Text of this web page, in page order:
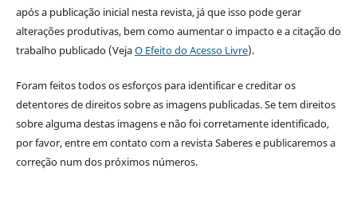
após a publicação inicial nesta revista, já que isso pode gerar
alterações produtivas, bem como aumentar o impacto e a citação do
trabalho publicado (VejaO Efeito do Acesso Livre).
Foram feitos todos os esforços para identificar e creditar os
detentores de direitos sobre as imagens publicadas. Se tem direitos
sobre alguma destas imagens e não foi corretamente identificado,
por favor, entre em contato com a revista Saberes e publicaremos a
correção num dos próximos números.